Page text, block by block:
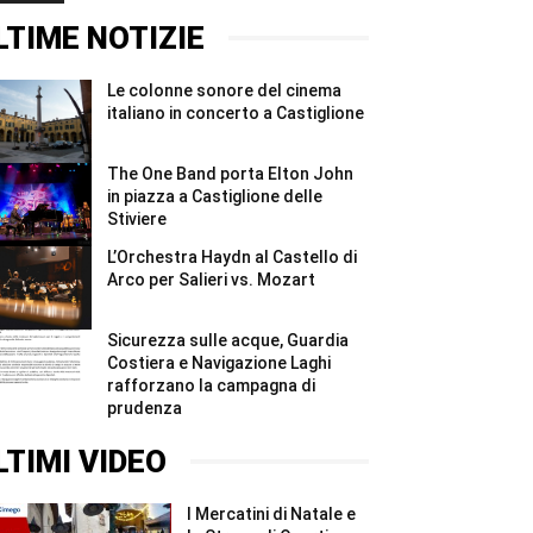
gli
sprechi
quattro
giorni
due
notti
per
i
Madonnari
#Shorts
NOTIZIE
Le colonne sonore del cinema
italiano in concerto a Castiglione
The One Band porta Elton John
in piazza a Castiglione delle
Stiviere
L’Orchestra Haydn al Castello di
Arco per Salieri vs. Mozart
Sicurezza sulle acque, Guardia
Costiera e Navigazione Laghi
rafforzano la campagna di
prudenza
VIDEO
I Mercatini di Natale e